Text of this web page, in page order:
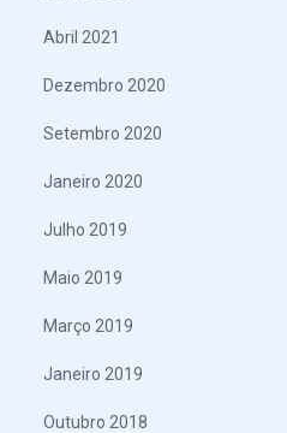
Abril 2021
Dezembro 2020
Setembro 2020
Janeiro 2020
Julho 2019
Maio 2019
Março 2019
Janeiro 2019
Outubro 2018